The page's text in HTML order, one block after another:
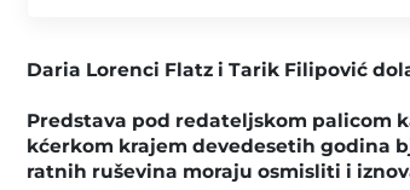
Daria Lorenci Flatz i Tarik Filipović
Predstava pod redateljskom palicom
kćerkom krajem devedesetih godina
ratnih ruševina moraju osmisliti i